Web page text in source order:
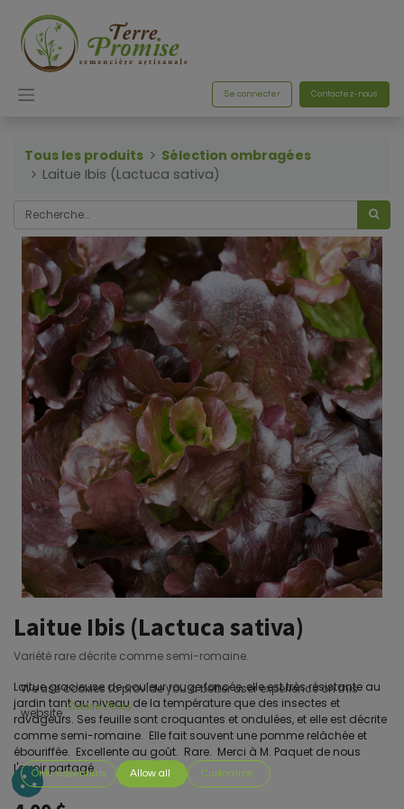
Se connecter Contactez-nous
Tous les produits
Sélection ombragées
Laitue Ibis (Lactuca sativa)
Laitue Ibis (Lactuca sativa)
Variété rare décrite comme semi-romaine.
Laitue gracieuse de couleur rouge foncée, elle est très résistante au
jardin tant au niveau de la température que des insectes et
ravageurs. Ses feuille sont croquantes et ondulées, et elle est décrite
comme semi-romaine. Elle fait souvent une pomme relâchée et
ébouriffée. Excellente au goût. Rare. Merci à M. Paquet de nous
l'avoir partagé.
We use cookies to provide you a better user experience on this
website. Cookie Policy
Only essentials Allow all Customize